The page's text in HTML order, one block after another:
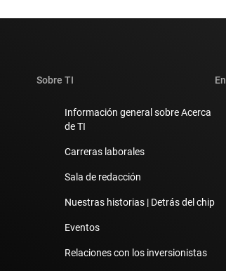
Sobre TI
Información general sobre Acerca
de TI
Carreras laborales
Sala de redacción
Nuestras historias | Detrás del chip
Eventos
Relaciones con los inversionistas